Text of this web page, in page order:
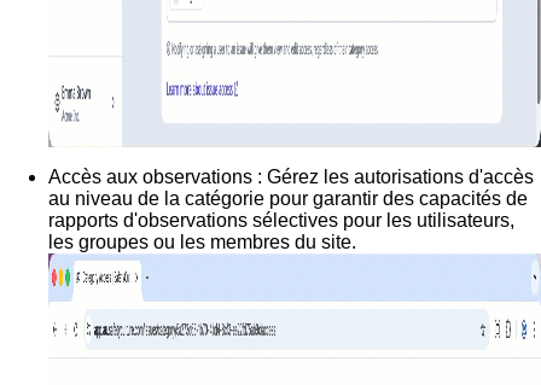
Accès aux observations : Gérez les autorisations d'accès
au niveau de la catégorie pour garantir des capacités de
rapports d'observations sélectives pour les utilisateurs,
les groupes ou les membres du site.